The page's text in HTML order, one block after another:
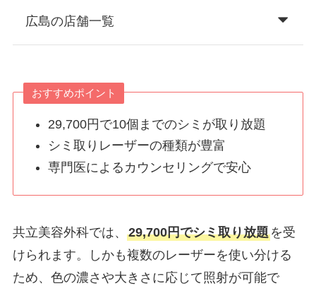
広島の店舗一覧
おすすめポイント
29,700円で10個までのシミが取り放題
シミ取りレーザーの種類が豊富
専門医によるカウンセリングで安心
共立美容外科では、 29,700円でシミ取り放題を受
けられます。しかも複数のレーザーを使い分ける
ため、色の濃さや大きさに応じて照射が可能で